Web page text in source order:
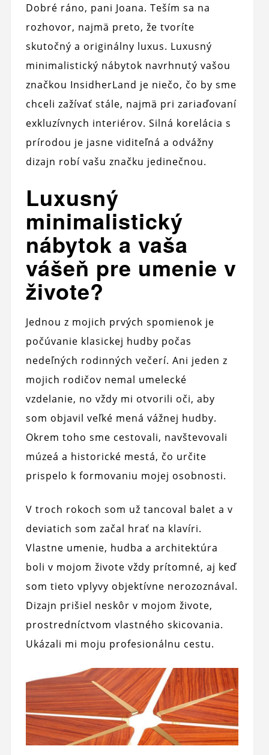
Dobré ráno, pani Joana. Teším sa na
rozhovor, najmä preto, že tvoríte
skutočný a originálny luxus. Luxusný
minimalistický nábytok navrhnutý vašou
značkou InsidherLand je niečo, čo by sme
chceli zažívať stále, najmä pri zariaďovaní
exkluzívnych interiérov. Silná korelácia s
prírodou je jasne viditeľná a odvážny
dizajn robí vašu značku jedinečnou.
Luxusný
minimalistický
nábytok a vaša
vášeň pre umenie v
živote?
Jednou z mojich prvých spomienok je
počúvanie klasickej hudby počas
nedeľných rodinných večerí. Ani jeden z
mojich rodičov nemal umelecké
vzdelanie, no vždy mi otvorili oči, aby
som objavil veľké mená vážnej hudby.
Okrem toho sme cestovali, navštevovali
múzeá a historické mestá, čo určite
prispelo k formovaniu mojej osobnosti.
V troch rokoch som už tancoval balet a v
deviatich som začal hrať na klavíri.
Vlastne umenie, hudba a architektúra
boli v mojom živote vždy prítomné, aj keď
som tieto vplyvy objektívne nerozoznával.
Dizajn prišiel neskôr v mojom živote,
prostredníctvom vlastného skicovania.
Ukázali mi moju profesionálnu cestu.